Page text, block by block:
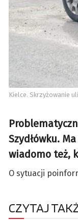
Kielce. Skrzyżowanie
Szydłówku.
wiadomo też,
O sytuacji
CZYTAJ